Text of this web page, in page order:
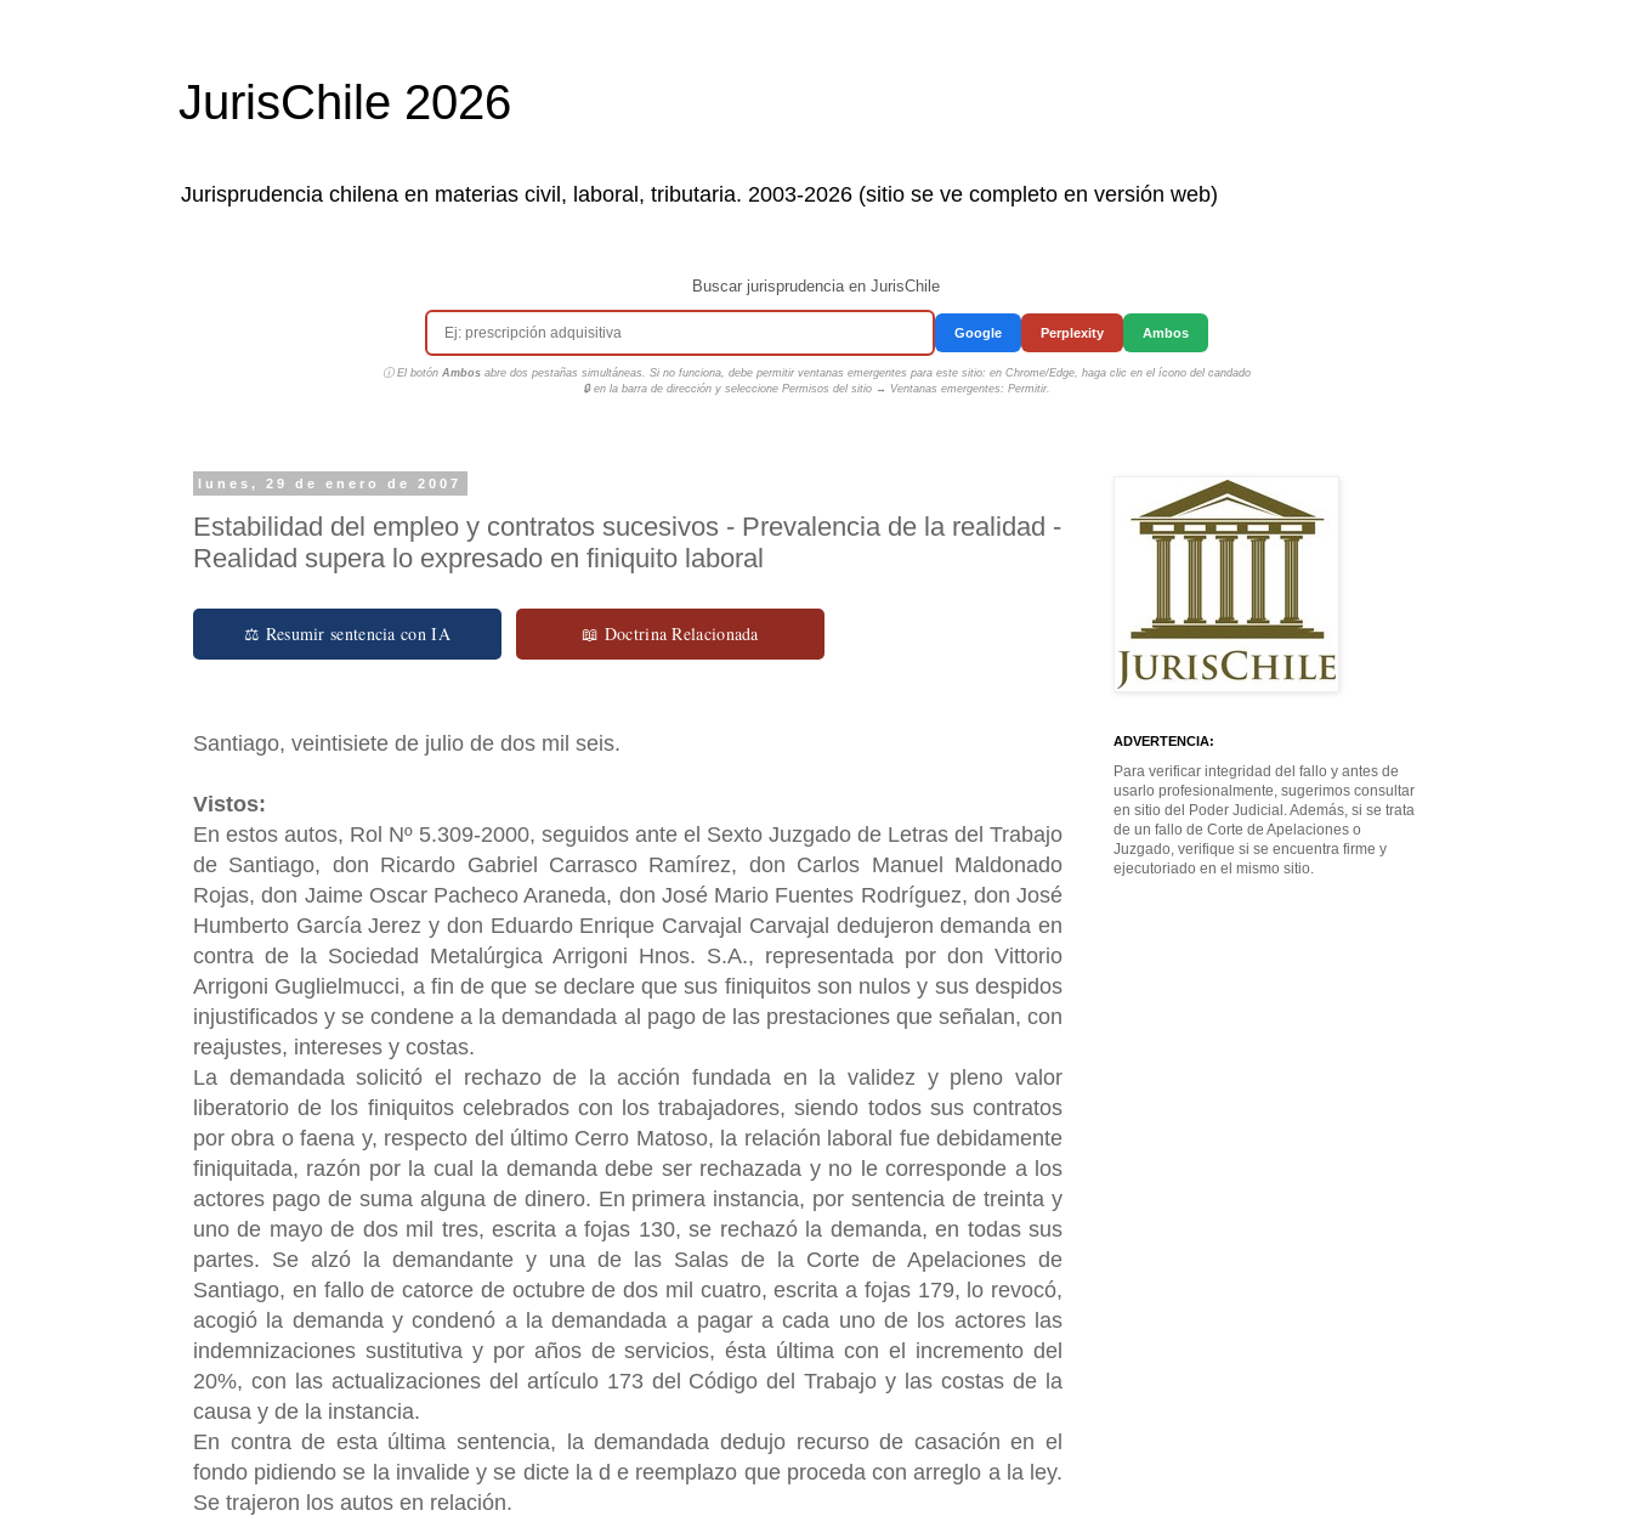
JurisChile 2026
Jurisprudencia chilena en materias civil, laboral, tributaria. 2003-2026 (sitio se ve completo en versión web)
Buscar jurisprudencia en JurisChile
Google Perplexity Ambos
ⓘ El botón Ambosabre dos pestañas simultáneas. Si no funciona, debe permitir ventanas emergentes para este sitio: en Chrome/Edge, haga clic en el ícono del candado
🔒 en la barra de dirección y seleccione Permisos del sitio → Ventanas emergentes: Permitir.
lunes, 29 de enero de 2007
Estabilidad del empleo y contratos sucesivos - Prevalencia de la realidad -
Realidad supera lo expresado en finiquito laboral
⚖ Resumir sentencia con IA 📖 Doctrina Relacionada
Santiago, veintisiete de julio de dos mil seis.
Vistos:
En estos autos, Rol Nº 5.309-2000, seguidos ante el Sexto Juzgado de Letras del Trabajo
de Santiago, don Ricardo Gabriel Carrasco Ramírez, don Carlos Manuel Maldonado
Rojas, don Jaime Oscar Pacheco Araneda, don José Mario Fuentes Rodríguez, don José
Humberto García Jerez y don Eduardo Enrique Carvajal Carvajal dedujeron demanda en
contra de la Sociedad Metalúrgica Arrigoni Hnos. S.A., representada por don Vittorio
Arrigoni Guglielmucci, a fin de que se declare que sus finiquitos son nulos y sus despidos
injustificados y se condene a la demandada al pago de las prestaciones que señalan, con
reajustes, intereses y costas.
La demandada solicitó el rechazo de la acción fundada en la validez y pleno valor
liberatorio de los finiquitos celebrados con los trabajadores, siendo todos sus contratos
por obra o faena y, respecto del último Cerro Matoso, la relación laboral fue debidamente
finiquitada, razón por la cual la demanda debe ser rechazada y no le corresponde a los
actores pago de suma alguna de dinero. En primera instancia, por sentencia de treinta y
uno de mayo de dos mil tres, escrita a fojas 130, se rechazó la demanda, en todas sus
partes. Se alzó la demandante y una de las Salas de la Corte de Apelaciones de
Santiago, en fallo de catorce de octubre de dos mil cuatro, escrita a fojas 179, lo revocó,
acogió la demanda y condenó a la demandada a pagar a cada uno de los actores las
indemnizaciones sustitutiva y por años de servicios, ésta última con el incremento del
20%, con las actualizaciones del artículo 173 del Código del Trabajo y las costas de la
causa y de la instancia.
En contra de esta última sentencia, la demandada dedujo recurso de casación en el
fondo pidiendo se la invalide y se dicte la d e reemplazo que proceda con arreglo a la ley.
Se trajeron los autos en relación.
ADVERTENCIA:
Para verificar integridad del fallo y antes de
usarlo profesionalmente, sugerimos consultar
en sitio del Poder Judicial. Además, si se trata
de un fallo de Corte de Apelaciones o
Juzgado, verifique si se encuentra firme y
ejecutoriado en el mismo sitio.